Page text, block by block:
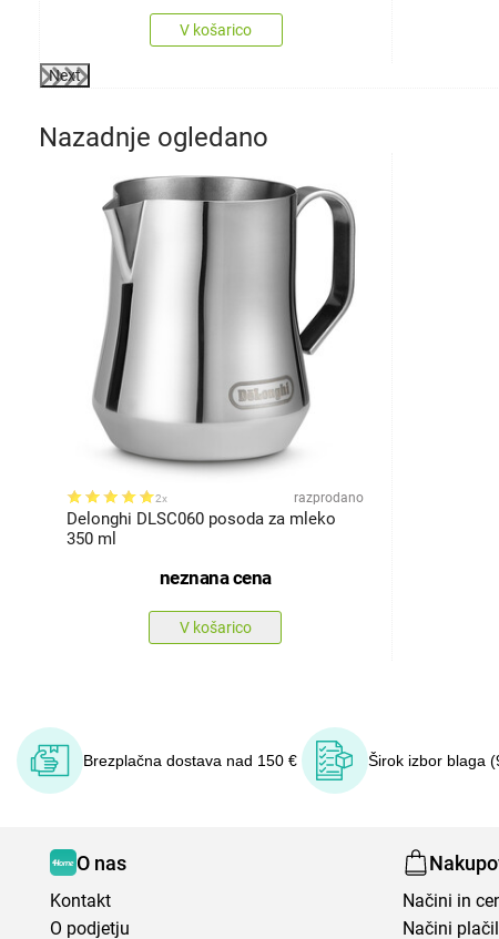
V košarico
Next
Nazadnje ogledano
2x razprodano
Delonghi DLSC060 posoda za mleko
350 ml
neznana cena
V košarico
Brezplačna dostava nad 150 € Širok izbor blaga
O nas
Kontakt
O podjetju
Načini in
Načini